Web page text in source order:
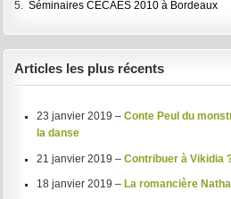
5.Séminaires CECAES 2010 à Bordeaux
Articles les plus récents
23 janvier 2019 – Conte Peul du
la danse
21 janvier 2019 – Contribuer à Vikidia
18 janvier 2019 – La romancière